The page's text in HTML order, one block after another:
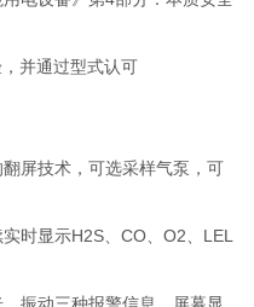
并通过型式认可
屏技术，可选采样气泵，可
时显示H2S、CO、O2、LEL